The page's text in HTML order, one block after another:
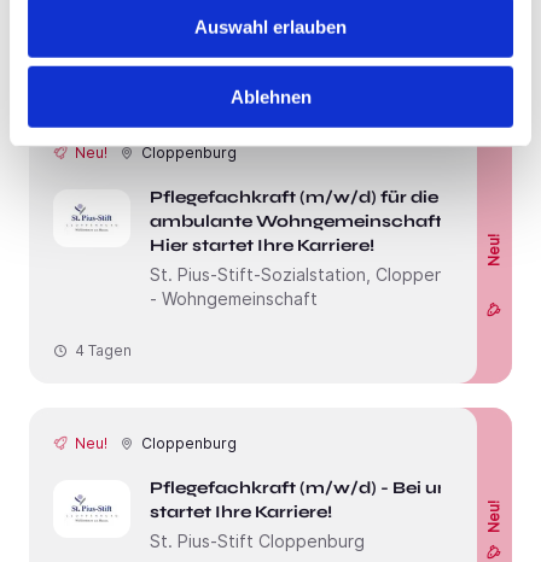
Auswahl erlauben
Ablehnen
4 Wochen
Neu! Cloppenburg
Pflegefachkraft (m/w/d) für die
ambulante Wohngemeinschaft -
Hier startet Ihre Karriere!
St. Pius-Stift-Sozialstation, Cloppenburg
- Wohngemeinschaft
Neu!
4 Tagen
Neu! Cloppenburg
Pflegefachkraft (m/w/d) - Bei uns
startet Ihre Karriere!
St. Pius-Stift Cloppenburg
Neu!